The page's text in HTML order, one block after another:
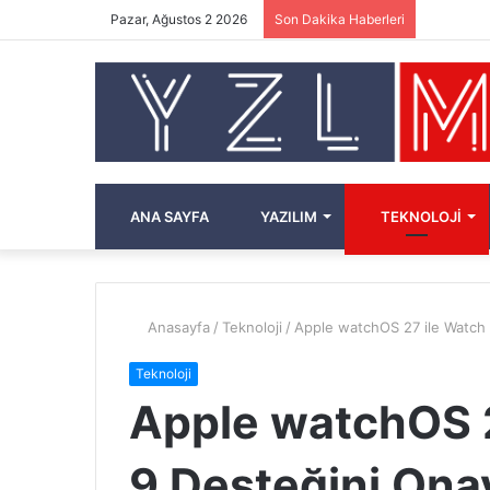
Pazar, Ağustos 2 2026 Son Dakika Haberleri
ANA SAYFA YAZILIM TEKNOLOJI
Anasayfa / Teknoloji / Apple watchOS 27 ile
Teknoloji
Apple watchOS